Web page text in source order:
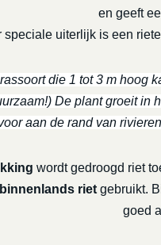
en geeft
speciale uiterlijk is een
die 1 tot 3 m hoog
De plant groeit in
aan de rand van
wordt gedroogd riet
binnenlands rietgebruikt.
goed